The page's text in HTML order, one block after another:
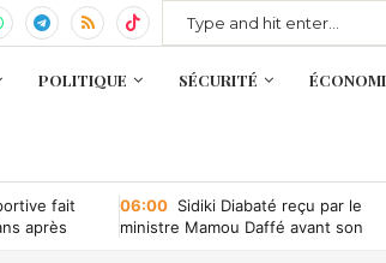
POLITIQUE SÉCURITÉ
fait
après
06:00 Sidiki Diabaté reçu par le
ministre Mamou Daffé avant son